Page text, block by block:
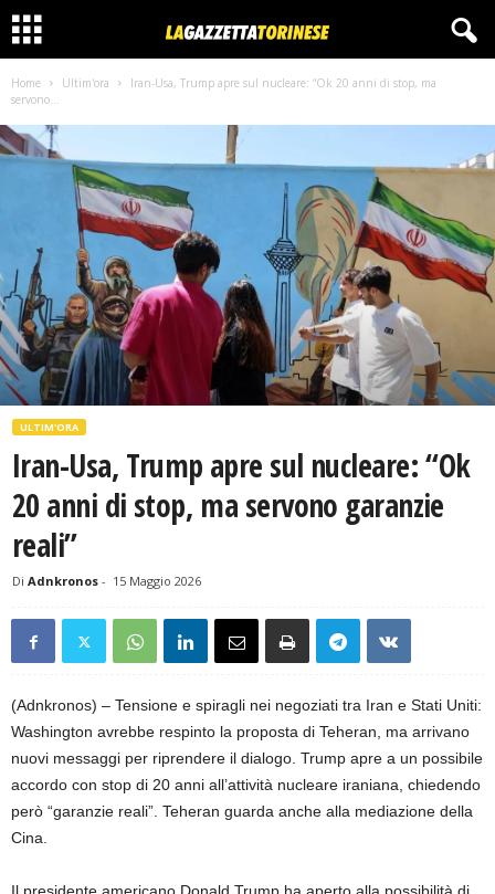
Home Ultim'ora
Iran-Usa, Trump apre sul nucleare: “Ok 20 anni di stop, ma
servono...
ULTIM'ORA
Iran-Usa, Trump apre sul nucleare: “Ok
20 anni di stop, ma servono garanzie
reali”
Di Adnkronos - 15 Maggio 2026
(Adnkronos) – Tensione e spiragli nei negoziati tra Iran e Stati Uniti:
Washington avrebbe respinto la proposta di Teheran, ma arrivano
nuovi messaggi per riprendere il dialogo. Trump apre a un possibile
accordo con stop di 20 anni all’attività nucleare iraniana, chiedendo
però “garanzie reali”. Teheran guarda anche alla mediazione della
Cina.